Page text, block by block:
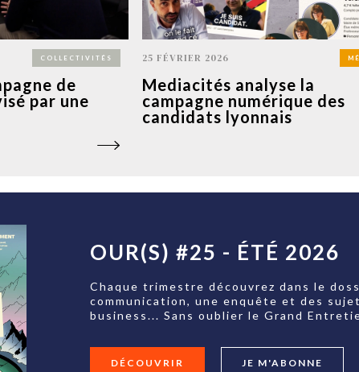
COLLECTIVITÉS
de
par une
25 FÉVRIER 2026
Mediacités analyse la
campagne numérique des
candidats lyonnais
OUR(S) #25 - ÉTÉ 2026
Chaque trimestre découvrez dans le
communication, une enquête et des
business... Sans oublier le Grand
DÉCOUVRIR JE M'ABONNE